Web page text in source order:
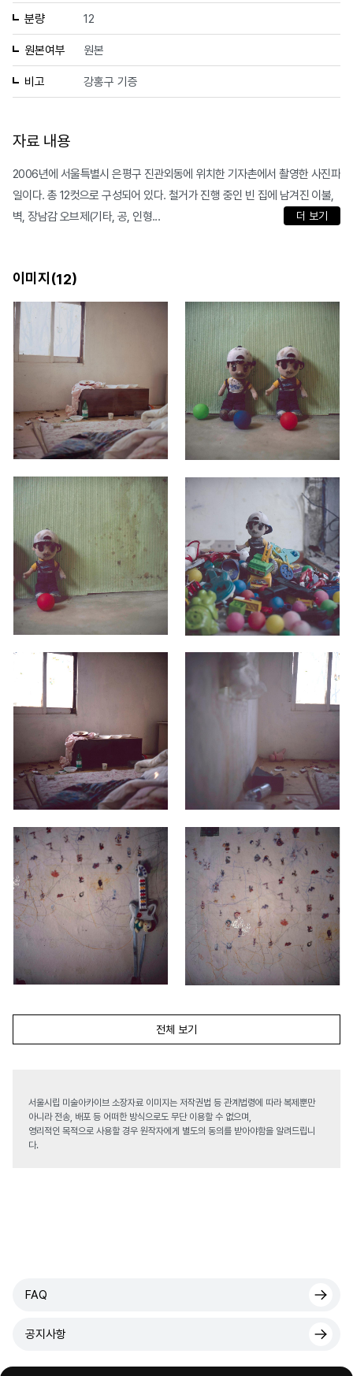
분량 12
원본여부 원본
비고 강홍구 기증
자료 내용
2006년에 서울특별시 은평구 진관외동에 위치한 기자촌에서 촬영한 사진파
일이다. 총 12컷으로 구성되어 있다. 철거가 진행 중인 빈 집에 남겨진 이불,
벽, 장남감 오브제(기타, 공, 인형...
더 보기
이미지(12)
전체 보기
서울시립 미술아카이브 소장자료 이미지는 저작권법 등 관계법령에 따라 복제뿐만
아니라 전송, 배포 등 어떠한 방식으로도 무단 이용할 수 없으며,
영리적인 목적으로 사용할 경우 원작자에게 별도의 동의를 받아야함을 알려드립니
다.
FAQ
공지사항